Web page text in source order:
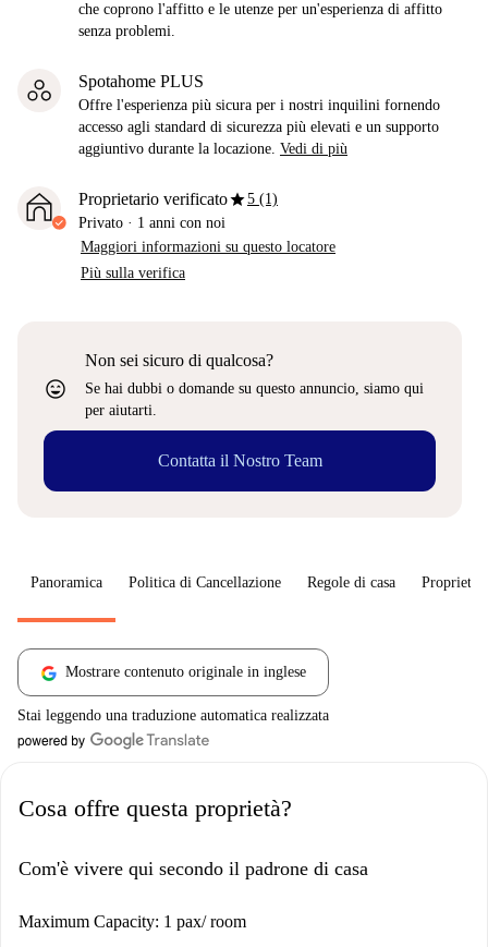
che coprono l'affitto e le utenze per un'esperienza di affitto
senza problemi.
Spotahome PLUS
Offre l'esperienza più sicura per i nostri inquilini fornendo
accesso agli standard di sicurezza più elevati e un supporto
aggiuntivo durante la locazione. Vedi di più
Proprietario verificatostar5 (1)
Privato · 1 anni con noi
Maggiori informazioni su questo locatore
Più sulla verifica
sentiment_very_satisfied
Non sei sicuro di qualcosa?
Se hai dubbi o domande su questo annuncio, siamo qui
per aiutarti.
Contatta il Nostro Team
Panoramica Politica di Cancellazione Regole di casa
Mostrare contenuto originale in inglese
Stai leggendo una traduzione automatica realizzata
Cosa offre questa proprietà?
Com'è vivere qui secondo il padrone di casa
Maximum Capacity: 1 pax/ room